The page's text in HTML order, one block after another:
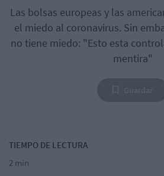
Las bolsas europeas y las
el miedo al coronavirus. Sin
no tiene miedo: "Esto esta
mentira"
TIEMPO DE LECTURA
2 min